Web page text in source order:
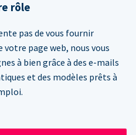
rôle
pas de vous fournir
page web, nous vous
à bien grâce à des e-mails
et des modèles prêts à